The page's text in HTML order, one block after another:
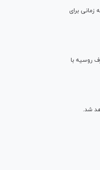
زمانی برای
روسیه با